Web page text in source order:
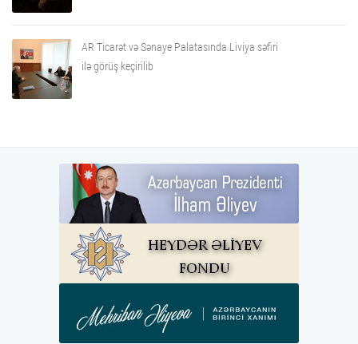
AR Ticarət və Sənaye Palatasında Liviya səfiri
ilə görüş keçirilib